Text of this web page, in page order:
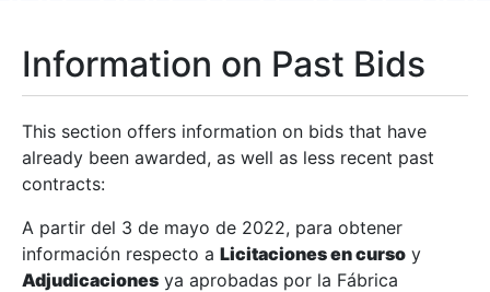
Show/Hide
Show/Hide
Information on Past Bids
This section offers information on bids that have
already been awarded, as well as less recent past
contracts:
A partir del 3 de mayo de 2022, para obtener
información respecto a Licitaciones en curso y
Adjudicaciones ya aprobadas por la Fábrica